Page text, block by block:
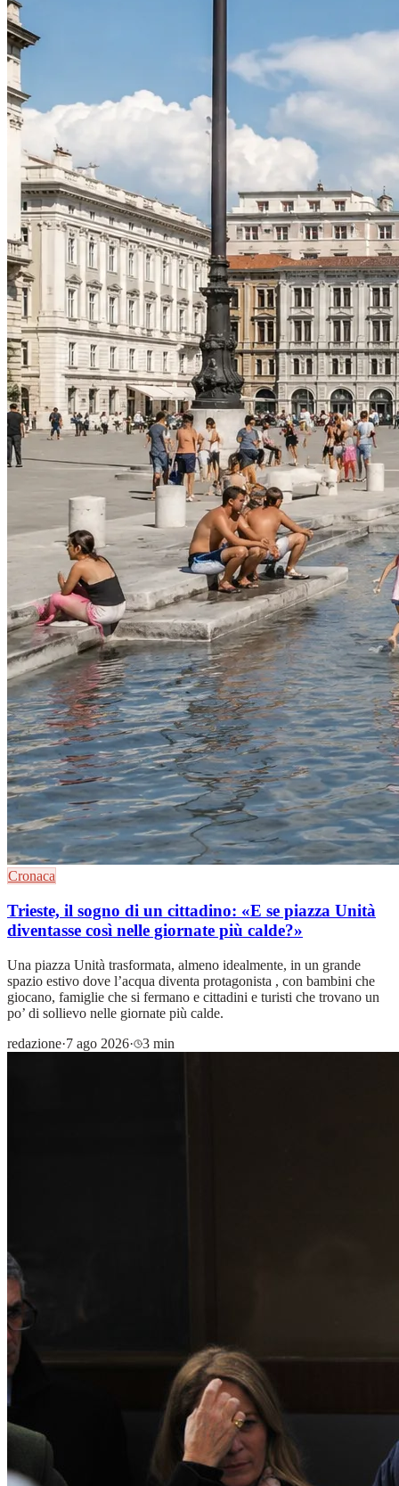
Cronaca
Trieste, il sogno di un cittadino: «E se piazza Unità
diventasse così nelle giornate più calde?»
Una piazza Unità trasformata, almeno idealmente, in un grande
spazio estivo dove l’acqua diventa protagonista , con bambini che
giocano, famiglie che si fermano e cittadini e turisti che trovano un
po’ di sollievo nelle giornate più calde.
redazione·7 ago 2026· 3 min